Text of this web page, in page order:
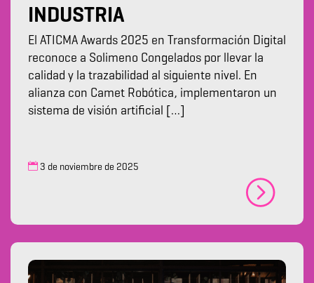
INDUSTRIA
El ATICMA Awards 2025 en Transformación Digital
reconoce a Solimeno Congelados por llevar la
calidad y la trazabilidad al siguiente nivel. En
alianza con Camet Robótica, implementaron un
sistema de visión artificial […]
3 de noviembre de 2025